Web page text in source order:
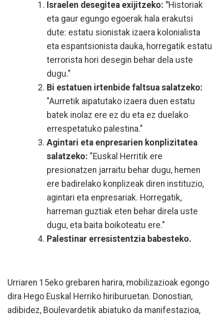
Israelen desegitea exijitzeko: "Historiak
eta gaur egungo egoerak hala erakutsi
dute: estatu sionistak izaera kolonialista
eta espantsionista dauka, horregatik estatu
terrorista hori desegin behar dela uste
dugu."
Bi estatuen irtenbide faltsua salatzeko:
"Aurretik aipatutako izaera duen estatu
batek inolaz ere ez du eta ez duelako
errespetatuko palestina."
Agintari eta enpresarien konplizitatea
salatzeko: "Euskal Herritik ere
presionatzen jarraitu behar dugu, hemen
ere badirelako konplizeak diren instituzio,
agintari eta enpresariak. Horregatik,
harreman guztiak eten behar direla uste
dugu, eta baita boikoteatu ere."
Palestinar erresistentzia babesteko.
Urriaren 15eko grebaren harira, mobilizazioak egongo
dira Hego Euskal Herriko hiriburuetan. Donostian,
adibidez, Boulevardetik abiatuko da manifestazioa,